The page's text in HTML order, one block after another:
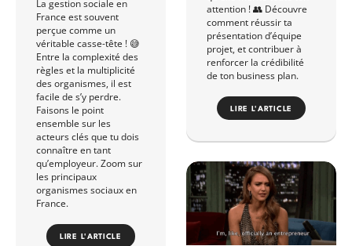
La gestion sociale en
France est souvent
perçue comme un
véritable casse-tête ! 😅
Entre la complexité des
règles et la multiplicité
des organismes, il est
facile de s’y perdre.
Faisons le point
ensemble sur les
acteurs clés que tu dois
connaître en tant
qu’employeur. Zoom sur
les principaux
organismes sociaux en
France.
LIRE L'ARTICLE
attention ! 👥 Découvre
comment réussir ta
présentation d’équipe
projet, et contribuer à
renforcer la crédibilité
de ton business plan.
LIRE L'ARTICLE